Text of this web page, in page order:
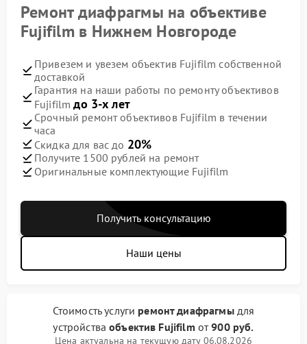
Ремонт диафрагмы на объективе
Fujifilm в Нижнем Новгороде
Привезем и увезем объектив Fujifilm собственной
доставкой
Гарантия на наши работы по ремонту объективов
Fujifilmдо 3-х лет
Срочный ремонт объективов Fujifilm в течении
часа
Скидка для вас до 20%
Получите 1500 рублей на ремонт
Оригинальные комплектующие Fujifilm
Получить консультацию
Наши цены
Стоимость услуги ремонт диафрагмыдля
устройстваобъектив Fujifilm от900 руб.
Цена актуальна на текущую дату 06.08.2026